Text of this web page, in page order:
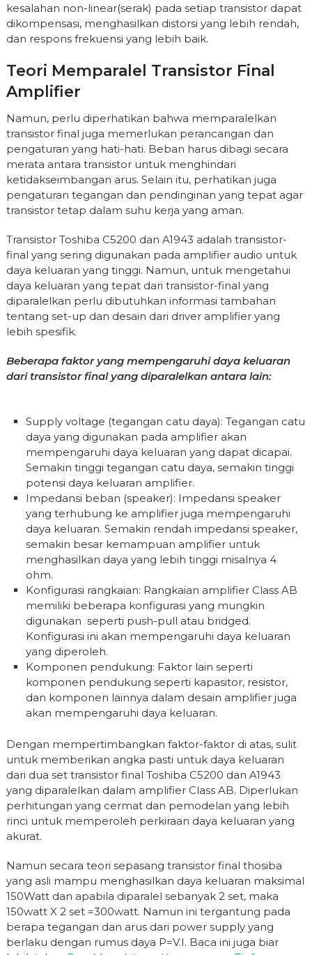
kesalahan non-linear(serak) pada setiap transistor dapat
dikompensasi, menghasilkan distorsi yang lebih rendah,
dan respons frekuensi yang lebih baik.
Teori Memparalel Transistor Final
Amplifier
Namun, perlu diperhatikan bahwa memparalelkan
transistor final juga memerlukan perancangan dan
pengaturan yang hati-hati. Beban harus dibagi secara
merata antara transistor untuk menghindari
ketidakseimbangan arus. Selain itu, perhatikan juga
pengaturan tegangan dan pendinginan yang tepat agar
transistor tetap dalam suhu kerja yang aman.
Transistor Toshiba C5200 dan A1943 adalah transistor-
final yang sering digunakan pada amplifier audio untuk
daya keluaran yang tinggi. Namun, untuk mengetahui
daya keluaran yang tepat dari transistor-final yang
diparalelkan perlu dibutuhkan informasi tambahan
tentang set-up dan desain dari driver amplifier yang
lebih spesifik.
Beberapa faktor yang mempengaruhi daya keluaran
dari transistor final yang diparalelkan antara lain:
Supply voltage (tegangan catu daya): Tegangan catu
daya yang digunakan pada amplifier akan
mempengaruhi daya keluaran yang dapat dicapai.
Semakin tinggi tegangan catu daya, semakin tinggi
potensi daya keluaran amplifier.
Impedansi beban (speaker): Impedansi speaker
yang terhubung ke amplifier juga mempengaruhi
daya keluaran. Semakin rendah impedansi speaker,
semakin besar kemampuan amplifier untuk
menghasilkan daya yang lebih tinggi misalnya 4
ohm.
Konfigurasi rangkaian: Rangkaian amplifier Class AB
memiliki beberapa konfigurasi yang mungkin
digunakan seperti push-pull atau bridged.
Konfigurasi ini akan mempengaruhi daya keluaran
yang diperoleh.
Komponen pendukung: Faktor lain seperti
komponen pendukung seperti kapasitor, resistor,
dan komponen lainnya dalam desain amplifier juga
akan mempengaruhi daya keluaran.
Dengan mempertimbangkan faktor-faktor di atas, sulit
untuk memberikan angka pasti untuk daya keluaran
dari dua set transistor final Toshiba C5200 dan A1943
yang diparalelkan dalam amplifier Class AB. Diperlukan
perhitungan yang cermat dan pemodelan yang lebih
rinci untuk memperoleh perkiraan daya keluaran yang
akurat.
Namun secara teori sepasang transistor final thosiba
yang asli mampu menghasilkan daya keluaran maksimal
150Watt dan apabila diparalel sebanyak 2 set, maka
150watt X 2 set =300watt. Namun ini tergantung pada
berapa tegangan dan arus dari power supply yang
berlaku dengan rumus daya P=V.I. Baca ini juga biar